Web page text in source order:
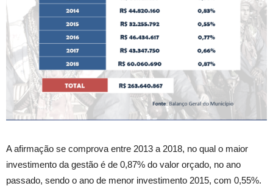
A afirmação se comprova entre 2013 a 2018, no qual o maior
investimento da gestão é de 0,87% do valor orçado, no ano
passado, sendo o ano de menor investimento 2015, com 0,55%.